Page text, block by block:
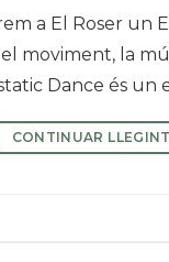
a El Roser
moviment, la
Dance és un
CONTINUAR LLEGINT